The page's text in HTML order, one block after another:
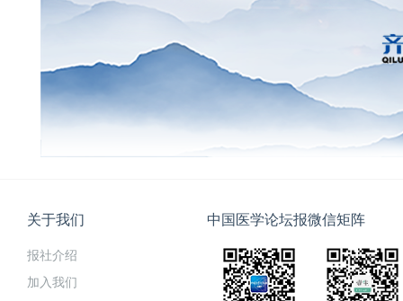
关于我们
报社介绍
加入我们
中国医学论坛报微信矩阵